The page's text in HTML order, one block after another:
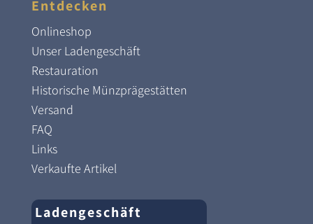
Entdecken
Onlineshop
Unser Ladengeschäft
Restauration
Historische Münzprägestätten
Versand
FAQ
Links
Verkaufte Artikel
Ladengeschäft